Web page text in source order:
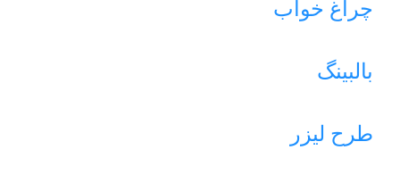
چراغ خواب
بالبینگ
طرح لیزر